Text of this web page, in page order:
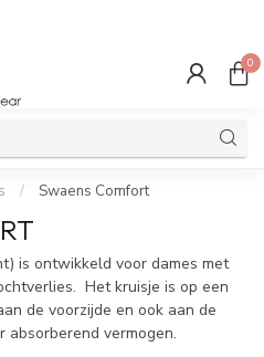
0
/ Swaens Comfort
is ontwikkeld voor dames met
Het kruisje is op een
de voorzijde en ook aan de
vermogen.